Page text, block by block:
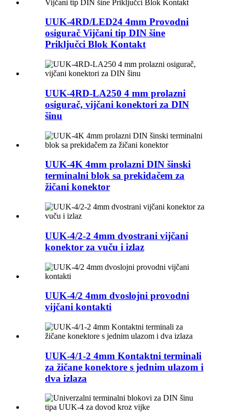
UUK-4RD/LED24 4mm Provodni
osigurač Vijčani tip DIN šine
Priključci Blok Kontakt
UUK-4RD-LA250 4 mm prolazni
osigurač, vijčani konektori za DIN
šinu
UUK-4K 4mm prolazni DIN šinski
terminalni blok sa prekidačem za
žičani konektor
UUK-4/2-2 4mm dvostrani vijčani
konektor za vuču i izlaz
UUK-4/2 4mm dvoslojni provodni
vijčani kontakti
UUK-4/1-2 4mm Kontaktni terminali
za žičane konektore s jednim ulazom i
dva izlaza